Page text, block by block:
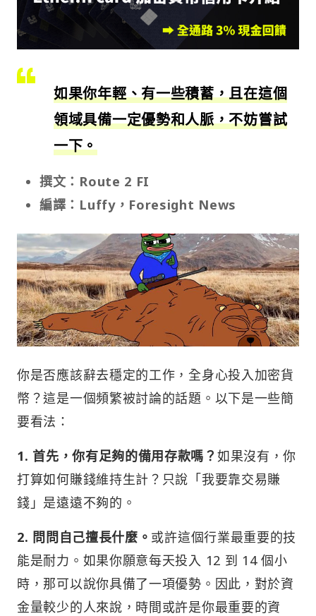
如果你年輕、有一些積蓄，且在這個
領域具備一定優勢和人脈，不妨嘗試
一下。
撰文：Route 2 FI
編譯：Luffy，Foresight News
你是否應該辭去穩定的工作，全身心投入加密貨
幣？這是一個頻繁被討論的話題。以下是一些簡
要看法：
1. 首先，你有足夠的備用存款嗎？ 如果沒有，你
打算如何賺錢維持生計？只說「我要靠交易賺
錢」是遠遠不夠的。
2. 問問自己擅長什麼。 或許這個行業最重要的技
能是耐力。如果你願意每天投入 12 到 14 個小
時，那可以說你具備了一項優勢。因此，對於資
金量較少的人來說，時間或許是你最重要的資